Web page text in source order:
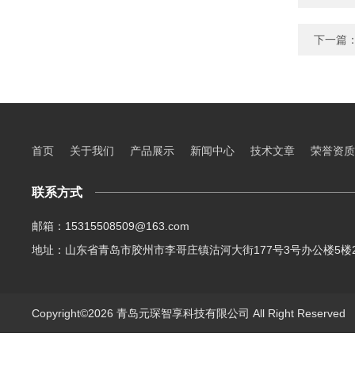
下一篇
首页 关于我们 产品展示 新闻中心 技术文章 荣誉资质
联系方式
邮箱：15315508509@163.com
地址：山东省青岛市胶州市李哥庄镇沽河大街177号3号办公楼5楼
Copyright©2026 青岛元琛智享科技有限公司 All Right